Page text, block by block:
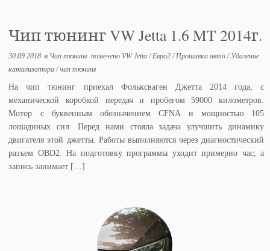
Чип тюнинг VW Jetta 1.6 MT 2014г.
30.09.2018 в Чип тюнинг помечено VW Jetta/ Евро2/ Прошивка авто/ Удаление
катализатора/чип тюнинг
На чип тюнинг приехал Фольксваген Джетта 2014 года, с
механической коробкой передач и пробегом 59000 километров.
Мотор с буквенным обозначением CFNA и мощностью 105
лошадиных сил. Перед нами стояла задача улучшить динамику
двигателя этой джетты. Работы выполняются через диагностический
разъем OBD2. На подготовку программы уходит примерно час, а
запись занимает […]